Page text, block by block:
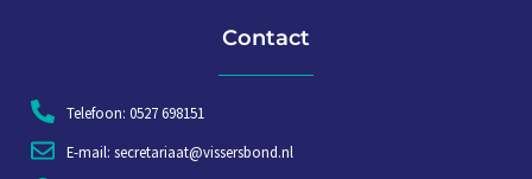
Contact
Telefoon: 0527 698151
E-mail: secretariaat@vissersbond.nl